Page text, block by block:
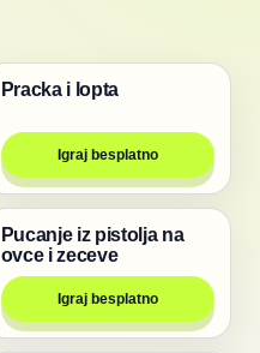
Pucanje
Pracka i lopta
Igraj besplatno
Pucanje
Pucanje iz pistolja na
ovce i zeceve
Igraj besplatno